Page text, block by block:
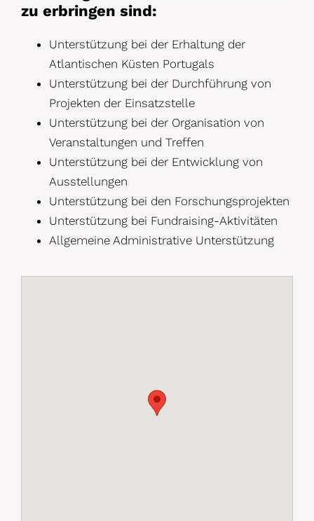
zu erbringen sind:
Unterstützung bei der Erhaltung der
Atlantischen Küsten Portugals
Unterstützung bei der Durchführung von
Projekten der Einsatzstelle
Unterstützung bei der Organisation von
Veranstaltungen und Treffen
Unterstützung bei der Entwicklung von
Ausstellungen
Unterstützung bei den Forschungsprojekten
Unterstützung bei Fundraising-Aktivitäten
Allgemeine Administrative Unterstützung